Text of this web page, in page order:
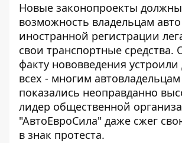
Новые законопроекты
возможность владельцам
иностранной регистрации
свои транспортные средства.
факту нововведения устроили
всех - многим автовладельцам
показались неоправданно
лидер общественной
"АвтоЕвроСила" даже сжег
в знак протеста.